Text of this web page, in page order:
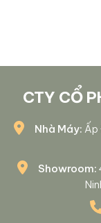
CTY CỔ
Nhà Máy: Ấp
Showroom: